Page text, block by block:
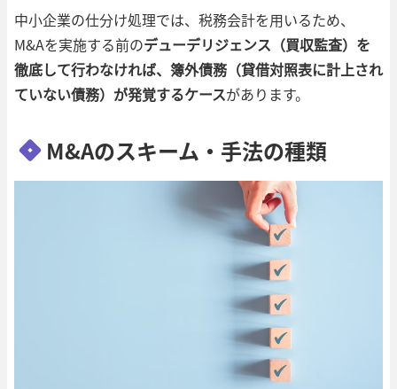
中小企業の仕分け処理では、税務会計を用いるため、
M&Aを実施する前のデューデリジェンス（買収監査）を
徹底して行わなければ、簿外債務（貸借対照表に計上され
ていない債務）が発覚するケースがあります。
M&Aのスキーム・手法の種類